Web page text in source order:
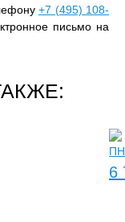
+7 (495) 108-
письмо на
6